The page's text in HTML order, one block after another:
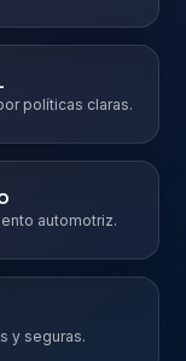
políticas claras.
automotriz.
y seguras.